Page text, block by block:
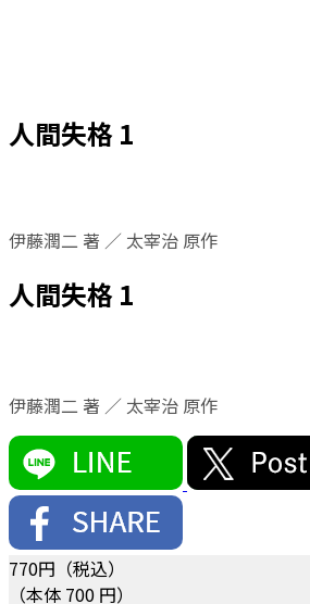
人間失格 1
伊藤潤二 著 ／ 太宰治 原作
人間失格 1
伊藤潤二 著 ／ 太宰治 原作
770円（税込）
（本体 700 円）